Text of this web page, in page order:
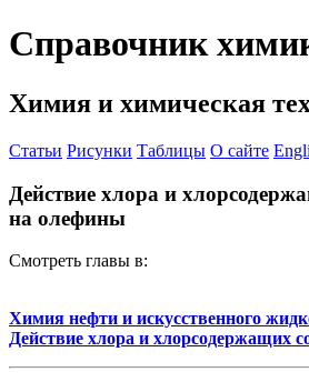
Справочник
Химия и химическая
Статьи Рисунки Таблицы О сайте
Действие хлора и
на олефины
Смотреть главы в:
Химия нефти и искусственного
Действие хлора и хлорсодержащих